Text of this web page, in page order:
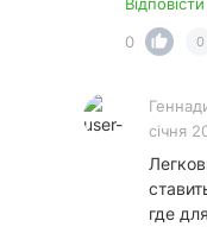
Відповісти
0
0
січня
где